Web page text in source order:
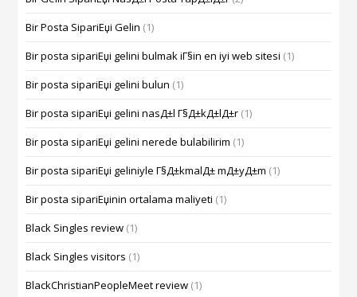
Bir Posta SipariЕџi Gelin (1)
Bir posta sipariЕџi gelini bulmak iГ§in en iyi web sitesi (1)
Bir posta sipariЕџi gelini bulun (1)
Bir posta sipariЕџi gelini nasД±l Г§Д±kД±lД±r (1)
Bir posta sipariЕџi gelini nerede bulabilirim (1)
Bir posta sipariЕџi geliniyle Г§Д±kmalД± mД±yД±m (1)
Bir posta sipariЕџinin ortalama maliyeti (1)
Black Singles review (1)
Black Singles visitors (1)
BlackChristianPeopleMeet review (1)